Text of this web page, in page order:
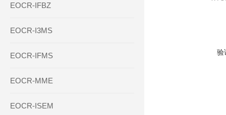
EOCR-IFBZ
EOCR-I3MS
EOCR-IFMS
EOCR-MME
EOCR-ISEM
验